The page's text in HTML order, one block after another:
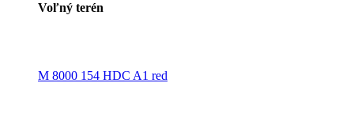
Voľný terén
M 8000 154 HDC A1 red